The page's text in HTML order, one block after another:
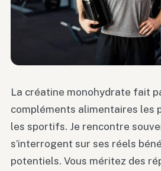
La créatine monohydrate fait
compléments alimentaires les
les sportifs. Je rencontre
s’interrogent sur ses réels
potentiels. Vous méritez des